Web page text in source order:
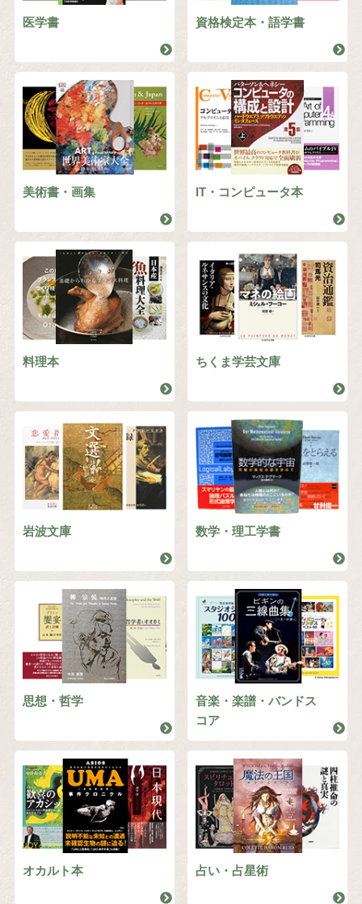
医学書 資格検定本・語学書
美術書・画集 IT・コンピュータ本
料理本 ちくま学芸文庫
岩波文庫 数学・理工学書
思想・哲学
音楽・楽譜・バンドス
コア
オカルト本 占い・占星術